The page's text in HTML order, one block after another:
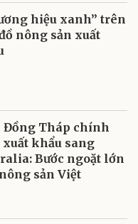
hiệu xanh” trên
nông sản xuất
Đồng Tháp chính
xuất khẩu sang
Bước ngoặt lớn
sản Việt